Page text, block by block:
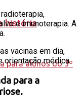
história
e imunoterapia. A
vacinas em dia,
orientação médica.
para a